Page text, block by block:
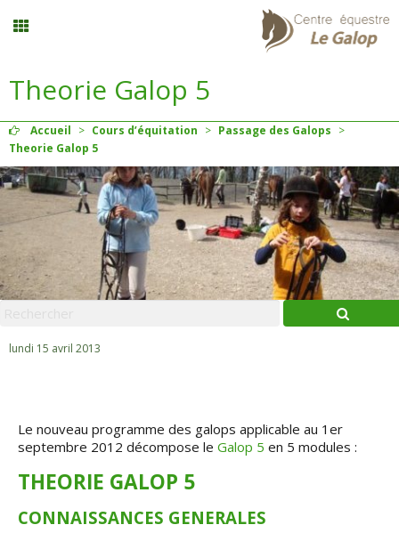
Stages vacances
Planning
Menu
Mon compte
Theorie Galop 5
Accueil > Cours d’équitation > Passage des Galops >
Theorie Galop 5
lundi 15 avril 2013
Le nouveau programme des galops applicable au 1er
septembre 2012 décompose le Galop 5 en 5 modules :
THEORIE GALOP 5
CONNAISSANCES GENERALES